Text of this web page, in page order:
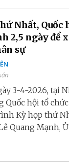
Nhất, Quốc
2,5 ngày để
sự
3-4-2026, tại
Quốc hội tổ
Kỳ họp thứ
Quang Mạnh,